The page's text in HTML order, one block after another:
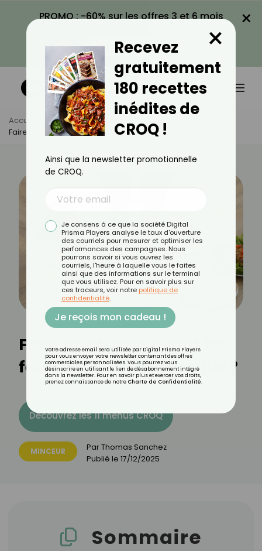
PROMO : -60% sur les offres 3 et 6 mois
VOIR LA PROMO
×
Accueil Actus
Minceur
Faire Un Régime Avant Les Fêtes Est-Il Vraiment Utile ?
Faire un régime avant les
fêtes est-il vraiment utile ?
Découvrez les 11 menus CROQ
MINCEUR ParThomas Sanchez
Publié le 17/12/2025
Sommaire
Recevez
gratuitement
180 recettes
inédites de
CROQ !
×
Ainsi que la newsletter promotionnelle
de CROQ.
Je consens à ce que la société Digital
Prisma Players analyse le taux d'ouverture
des courriels pour mesurer et optimiser les
performances des campagnes. Nous
pourrons savoir si vous ouvrez les
courriels, l'heure à laquelle vous le faites
ainsi que des informations sur le terminal
que vous utilisez. Pour en savoir plus sur
ces traceurs, voir notre politique de
confidentialité.
Je reçois mon cadeau !
Votre adresse email sera utilisée par Digital Prisma Players
pour vous envoyer votre newsletter contenant des offres
commerciales personnalisées. Vous pourrez vous
désinscrire en utilisant le lien de désabonnement intégré
dans la newsletter. Pour en savoir plus et exercer vos droits,
prenez connaissance de notre Charte de Confidentialité.